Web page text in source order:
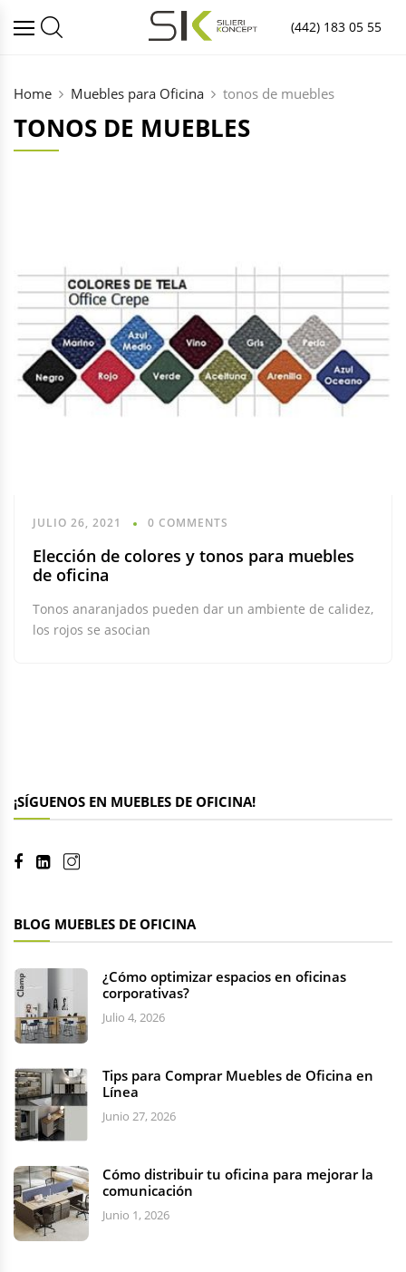
(442) 183 05 55
Home Muebles para Oficina tonos de muebles
TONOS DE MUEBLES
JULIO 26, 2021 0 COMMENTS
Elección de colores y tonos para muebles
de oficina
Tonos anaranjados pueden dar un ambiente de calidez,
los rojos se asocian
¡SÍGUENOS EN MUEBLES DE OFICINA!
BLOG MUEBLES DE OFICINA
¿Cómo optimizar espacios en oficinas
corporativas?
Julio 4, 2026
Tips para Comprar Muebles de Oficina en
Línea
Junio 27, 2026
Cómo distribuir tu oficina para mejorar la
comunicación
Junio 1, 2026